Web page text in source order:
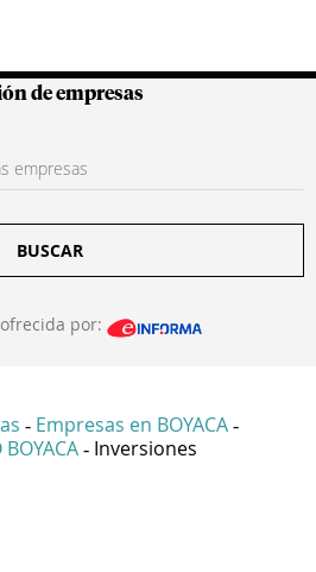
Colombianas
de empresas
BUSCAR
por:
- Empresas en BOYACA -
- Inversiones